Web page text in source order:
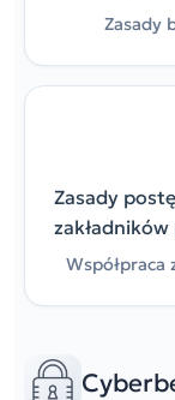
Zasady
Zasady
Współpraca